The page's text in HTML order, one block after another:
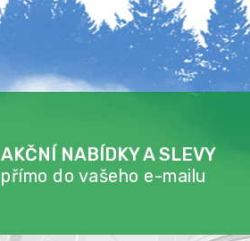
AKČNÍ NABÍDKY A SLEVY
přímo do vašeho e-mailu